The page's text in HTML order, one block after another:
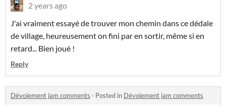
2 years ago
J'ai vraiment essayé de trouver mon chemin dans ce dédale
de village, heureusement on fini par en sortir, même si en
retard... Bien joué !
Reply
Dévoiement jam comments · Posted in Dévoiement jam comments